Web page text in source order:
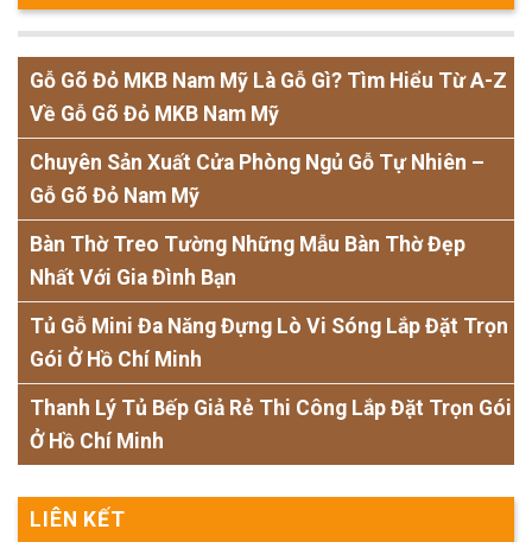
Gỗ Gõ Đỏ MKB Nam Mỹ Là Gỗ Gì? Tìm Hiểu Từ A-Z
Về Gỗ Gõ Đỏ MKB Nam Mỹ
Chuyên Sản Xuất Cửa Phòng Ngủ Gỗ Tự Nhiên –
Gỗ Gõ Đỏ Nam Mỹ
Bàn Thờ Treo Tường Những Mẫu Bàn Thờ Đẹp
Nhất Với Gia Đình Bạn
Tủ Gỗ Mini Đa Năng Đựng Lò Vi Sóng Lắp Đặt Trọn
Gói Ở Hồ Chí Minh
Thanh Lý Tủ Bếp Giả Rẻ Thi Công Lắp Đặt Trọn Gói
Ở Hồ Chí Minh
LIÊN KẾT